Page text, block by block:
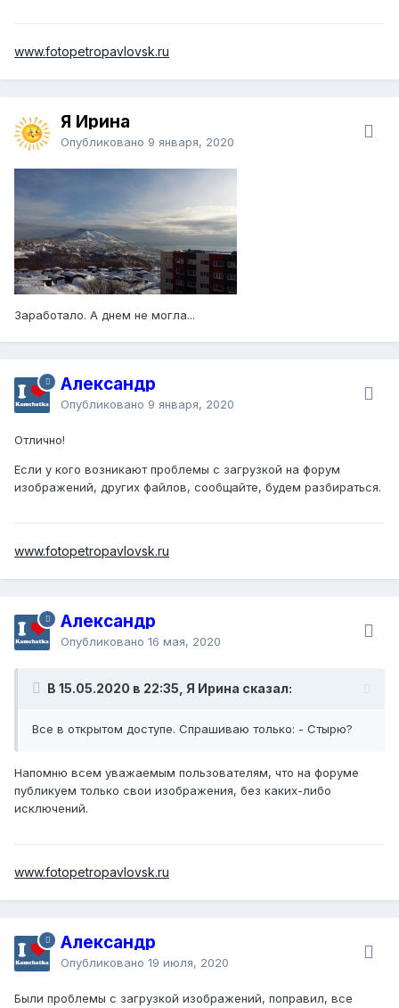
www.fotopetropavlovsk.ru
Я Ирина
Опубликовано 9 января, 2020
Заработало. А днем не могла...
Александр
Опубликовано 9 января, 2020
Отлично!
Если у кого возникают проблемы с загрузкой на форум
изображений, других файлов, сообщайте, будем разбираться.
www.fotopetropavlovsk.ru
Александр
Опубликовано 16 мая, 2020
В 15.05.2020 в 22:35, Я Ирина сказал:
Все в открытом доступе. Спрашиваю только: - Стырю?
Напомню всем уважаемым пользователям, что на форуме
публикуем только свои изображения, без каких-либо
исключений.
www.fotopetropavlovsk.ru
Александр
Опубликовано 19 июля, 2020
Были проблемы с загрузкой изображений, поправил, все